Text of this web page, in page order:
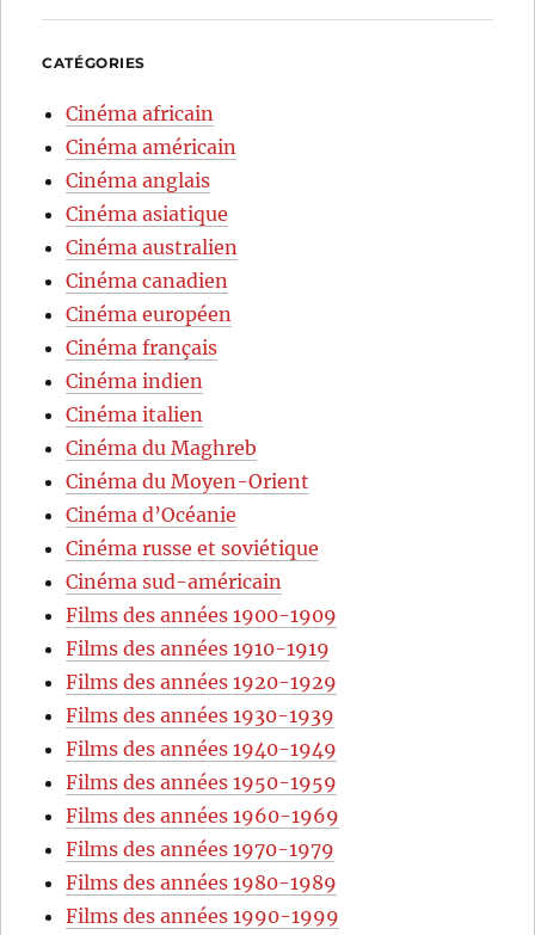
CATÉGORIES
Cinéma africain
Cinéma américain
Cinéma anglais
Cinéma asiatique
Cinéma australien
Cinéma canadien
Cinéma européen
Cinéma français
Cinéma indien
Cinéma italien
Cinéma du Maghreb
Cinéma du Moyen-Orient
Cinéma d’Océanie
Cinéma russe et soviétique
Cinéma sud-américain
Films des années 1900-1909
Films des années 1910-1919
Films des années 1920-1929
Films des années 1930-1939
Films des années 1940-1949
Films des années 1950-1959
Films des années 1960-1969
Films des années 1970-1979
Films des années 1980-1989
Films des années 1990-1999